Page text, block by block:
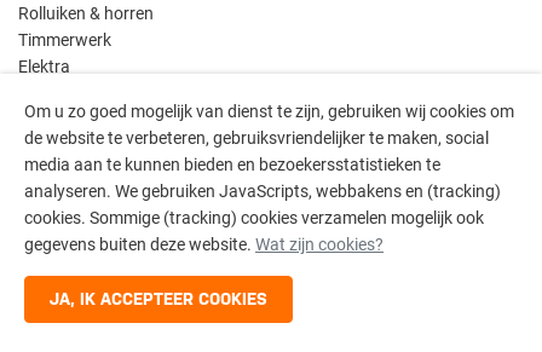
Om u zo goed mogelijk van dienst te zijn, gebruiken wij cookies om
de website te verbeteren, gebruiksvriendelijker te maken, social
media aan te kunnen bieden en bezoekersstatistieken te
analyseren. We gebruiken JavaScripts, webbakens en (tracking)
cookies. Sommige (tracking) cookies verzamelen mogelijk ook
gegevens buiten deze website. Wat zijn cookies?
JA, IK ACCEPTEER COOKIES
Rolluiken & horren
Timmerwerk
Elektra
© 2026M. Spruijt Onderhoudsbedrijf | Website door
Cookies|Disclaimer